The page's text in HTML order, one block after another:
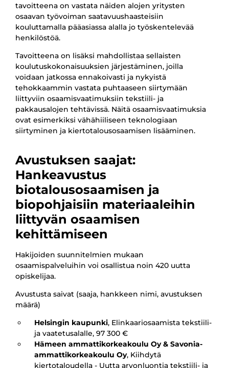
tavoitteena on vastata näiden alojen yritysten
osaavan työvoiman saatavuushaasteisiin
kouluttamalla pääasiassa alalla jo työskentelevää
henkilöstöä.
Tavoitteena on lisäksi mahdollistaa sellaisten
koulutuskokonaisuuksien järjestäminen, joilla
voidaan jatkossa ennakoivasti ja nykyistä
tehokkaammin vastata puhtaaseen siirtymään
liittyviin osaamisvaatimuksiin tekstiili- ja
pakkausalojen tehtävissä. Näitä osaamisvaatimuksia
ovat esimerkiksi vähähiiliseen teknologiaan
siirtyminen ja kiertotalousosaamisen lisääminen.
Avustuksen saajat:
Hankeavustus
biotalousosaamisen ja
biopohjaisiin materiaaleihin
liittyvän osaamisen
kehittämiseen
Hakijoiden suunnitelmien mukaan
osaamispalveluihin voi osallistua noin 420 uutta
opiskelijaa.
Avustusta saivat (saaja, hankkeen nimi, avustuksen
määrä)
Helsingin kaupunki, Elinkaariosaamista tekstiili-
ja vaatetusalalle, 97 300 €
Hämeen ammattikorkeakoulu Oy & Savonia-
ammattikorkeakoulu Oy, Kiihdytä
kiertotaloudella - Uutta arvonluontia tekstiili- ja